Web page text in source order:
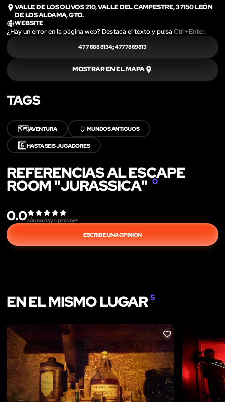
VALLE DE LOS OLIVOS 210, VALLE DEL CAMPESTRE, 37150 LEÓN
DE LOS ALDAMA, GTO.
WEBSITE
¿Hay un error en la página web? Destaca el texto y pulsaCtrl+Enter.
477 688 8134; 4777869813
MOSTRAR EN EL MAPA
TAGS
🗺️AVENTURA 🏺 MUNDOS ANTIGUOS
6️⃣HASTA SEIS JUGADORES
REFERENCIAS AL ESCAPE
ROOM "JURASSICA" 0
0.0aún no hay opiniones
ESCRIBE UNA OPINIÓN
EN EL MISMO LUGAR5
LIKE